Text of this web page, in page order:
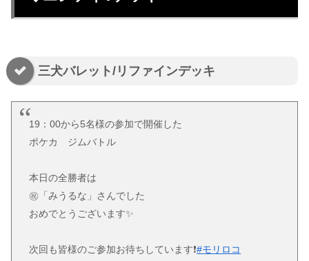
三犬バレット/リファインデッキ
19：00から5名様の参加で開催した
ポケカ ジムバトル
本日の全勝者は
㊗「みうるな」さんでした
おめでとうございます✨
次回も皆様のご参加お待ちしています❗#モリロコ